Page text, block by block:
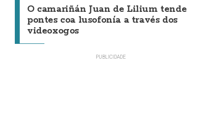
O camariñán Juan de Lilium tende
pontes coa lusofonía a través dos
videoxogos